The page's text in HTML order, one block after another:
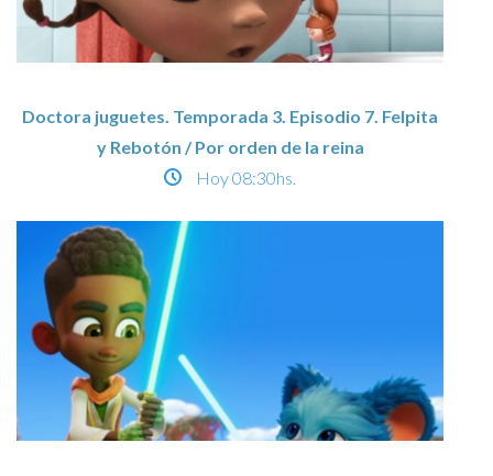
Doctora juguetes. Temporada 3. Episodio 7. Felpita
y Rebotón / Por orden de la reina
Hoy08:30hs.